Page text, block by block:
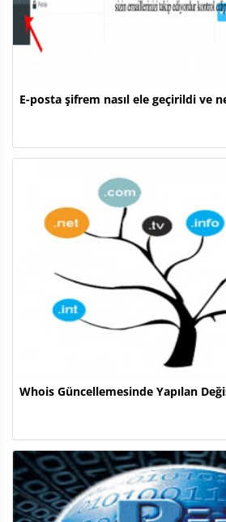
E-posta şifrem nasıl ele geçirildi ve
Whois Güncellemesinde Yapılan